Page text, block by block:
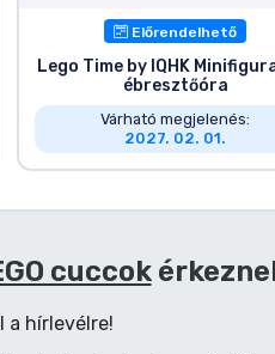
Előrendelhető
Lego Time by IQHK
ébresztőóra
Várható megjelenés:
2027. 02. 01.
cuccok
a hírlevélre!